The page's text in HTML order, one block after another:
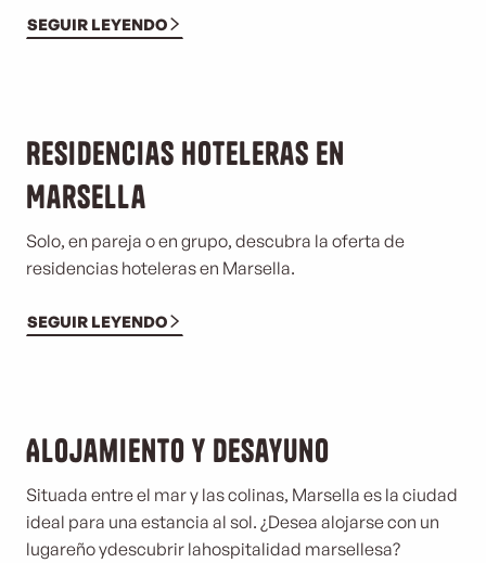
SEGUIR LEYENDO
Residencias hoteleras en
Marsella
Solo, en pareja o en grupo, descubra la oferta de
residencias hoteleras en Marsella.
SEGUIR LEYENDO
Alojamiento y desayuno
Situada entre el mar y las colinas, Marsella es la ciudad
ideal para una estancia al sol. ¿Desea alojarse con un
lugareño ydescubrir lahospitalidad marsellesa?